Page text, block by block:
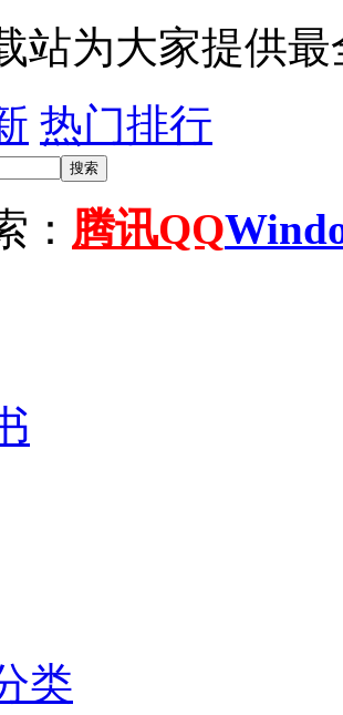
站为大家提供
热门排行
搜索
： 腾讯QQ
类